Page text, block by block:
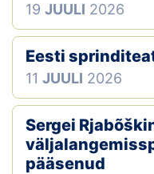
Koolitused
19 JUULI 2026
Eesti
11 JUULI 2026
Sergei
pääsenud